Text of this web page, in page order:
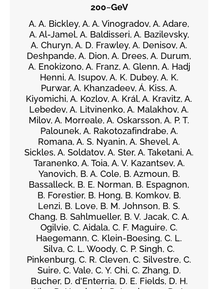
200~GeV
A. A. Bickley, A. A. Vinogradov, A. Adare,
A. Al-Jamel, A. Baldisseri, A. Bazilevsky,
A. Churyn, A. D. Frawley, A. Denisov, A.
Deshpande, A. Dion, A. Drees, A. Durum,
A. Enokizono, A. Franz, A. Glenn, A. Hadj
Henni, A. Isupov, A. K. Dubey, A. K.
Purwar, A. Khanzadeev, Á. Kiss, A.
Kiyomichi, A. Kozlov, A. Král, A. Kravitz, A.
Lebedev, A. Litvinenko, A. Malakhov, A.
Milov, A. Morreale, A. Oskarsson, A. P. T.
Palounek, A. Rakotozafindrabe, A.
Romana, A. S. Nyanin, A. Shevel, A.
Sickles, A. Soldatov, A. Ster, A. Taketani, A.
Taranenko, A. Toia, A. V. Kazantsev, A.
Yanovich, B. A. Cole, B. Azmoun, B.
Bassalleck, B. E. Norman, B. Espagnon,
B. Forestier, B. Hong, B. Komkov, B.
Lenzi, B. Love, B. M. Johnson, B. S.
Chang, B. Sahlmueller, B. V. Jacak, C. A.
Ogilvie, C. Aidala, C. F. Maguire, C.
Haegemann, C. Klein-Boesing, C. L.
Silva, C. L. Woody, C. P. Singh, C.
Pinkenburg, C. R. Cleven, C. Silvestre, C.
Suire, C. Vale, C. Y. Chi, C. Zhang, D.
Bucher, D. d'Enterria, D. E. Fields, D. H.